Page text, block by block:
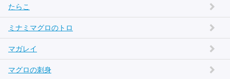
たらこ
ミナミマグロのトロ
マガレイ
マグロの刺身